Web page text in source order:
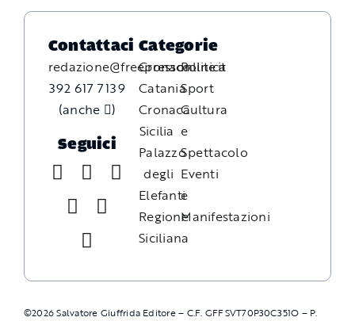
Contattaci
redazione@freepressonline.it
392 617 7139
(anche
)
Seguici
Categorie
Cronaca
Catania
Cronaca
Sicilia
Palazzo
degli
Elefanti
Regione
Siciliana
Politica
Sport
Cultura
e
Spettacolo
Eventi
e
Manifestazioni
©2026Salvatore Giuffrida Editore – C.F. GFFSVT70P30C351O – P.